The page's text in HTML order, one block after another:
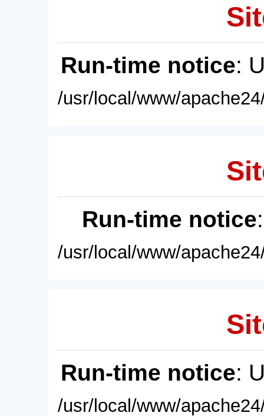
Run-time notice:
/usr/local/www/
Run-time notice
/usr/local/www/
Run-time notice:
/usr/local/www/